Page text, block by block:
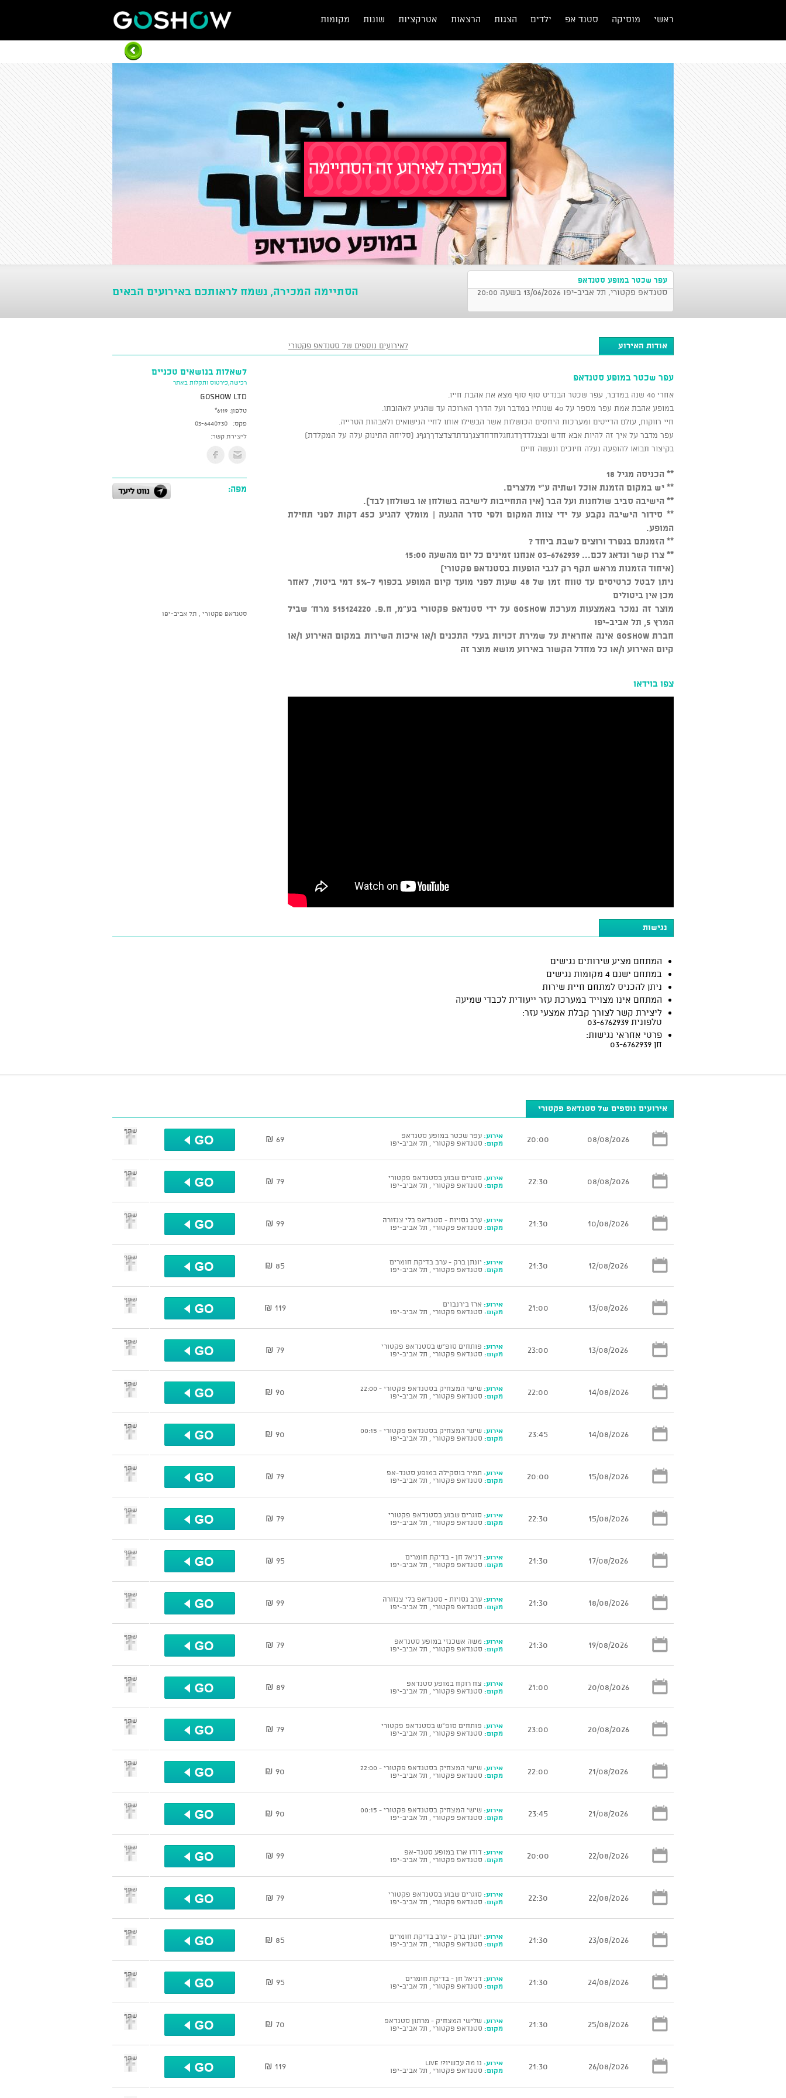
ראשי מוסיקה סטנד אפ ילדים הצגות הרצאות אטרקציות שונות מקומות
עפר שכטר במופע סטנדאפ
סטנדאפ פקטורי, תל אביב-יפו 13/06/2026 בשעה 20:00 הסתיימה המכירה, נשמח לראותכם באירועים הבאים
אודות האירוע לאירועים נוספים של סטנדאפ פקטורי
עפר שכטר במופע סטנדאפ
אחרי 40 שנה במדבר, עפר שכטר הבנדיט סוף סוף מצא את אהבת חייו.
במופע אהבת אמת עפר מספר על 40 שנותיו במדבר ועל הדרך הארוכה עד שהגיע לאהובתו.
חיי רווקות, עולם הדייטים ומערכות היחסים הכושלות אשר הבשילו אותו לחיי הנישואים ולאבהות הטרייה.
עפר מדבר על איך זה להיות אבא חדש ובצגלדדךדגחגלחדחדצגךגדתדצדצדךךגףג (סליחה התינוק עלה על המקלדת)
בקיצור תבואו להופעה נעלה חיוכים ונעשה חיים
** הכניסה מגיל 18
** יש במקום הזמנת אוכל ושתיה ע"י מלצרים.
** הישיבה סביב שולחנות ועל הבר (אין התחייבות לישיבה בשולחן או בשולחן לבד).
** סידור הישיבה נקבע על ידי צוות המקום ולפי סדר ההגעה | מומלץ להגיע כ45 דקות לפני תחילת
המופע.
** הזמנתם בנפרד ורוצים לשבת ביחד ?
** צרו קשר ונדאג לכם... 03-6762939 אנחנו זמינים כל יום מהשעה 15:00
(איחוד הזמנות מראש תקף רק לגבי הופעות בסטנדאפ פקטורי)
ניתן לבטל כרטיסים עד טווח זמן של 48 שעות לפני מועד קיום המופע בכפוף ל-5% דמי ביטול, לאחר
מכן אין ביטולים
מוצר זה נמכר באמצעות מערכת GOSHOW על ידי סטנדאפ פקטורי בע"מ, ח.פ. 515124220 מרח' שביל
המרץ 5, תל אביב-יפו
חברת GOSHOW אינה אחראית על שמירת זכויות בעלי התכנים ו/או איכות השירות במקום האירוע ו/או
קיום האירוע ו/או כל מחדל הקשור באירוע מושא מוצר זה
צפו בוידאו
לשאלות בנושאים טכניים
רכישה,כירטוס ותקלות באתר
GoShow LTD
טלפון: *6119
פקס:
03-6440730
ליצירת קשר:
מפה:
סטנדאפ פקטורי , תל אביב-יפו
נגישות
המתחם מציע שירותים נגישים
במתחם ישנם 4 מקומות נגישים
ניתן להכניס למתחם חיית שירות
המתחם אינו מצוייד במערכת עזר ייעודית לכבדי שמיעה
ליצירת קשר לצורך קבלת אמצעי עזר:
טלפונית 03-6762939
פרטי אחראי נגישות:
חן 03-6762939
אירועים נוספים של סטנדאפ פקטורי
08/08/2026
20:00 אירוע: עפר שכטר במופע סטנדאפ
מקום: סטנדאפ פקטורי , תל אביב-יפו 69 ₪
שתף
08/08/2026
22:30 אירוע: סוגרים שבוע בסטנדאפ פקטורי
מקום: סטנדאפ פקטורי , תל אביב-יפו 79 ₪
שתף
10/08/2026
21:30 אירוע: ערב גסויות - סטנדאפ בלי צנזורה
מקום: סטנדאפ פקטורי , תל אביב-יפו 99 ₪
שתף
12/08/2026
21:30 אירוע: יונתן ברק - ערב בדיקת חומרים
מקום: סטנדאפ פקטורי , תל אביב-יפו 85 ₪
שתף
13/08/2026
21:00 אירוע: ארז בירנבוים
מקום: סטנדאפ פקטורי , תל אביב-יפו 119 ₪
שתף
13/08/2026
23:00 אירוע: פותחים סופ"ש בסטנדאפ פקטורי
מקום: סטנדאפ פקטורי , תל אביב-יפו 79 ₪
שתף
14/08/2026
22:00 אירוע: שישי המצחיק בסטנדאפ פקטורי - 22:00
מקום: סטנדאפ פקטורי , תל אביב-יפו 90 ₪
שתף
14/08/2026
23:45 אירוע: שישי המצחיק בסטנדאפ פקטורי - 00:15
מקום: סטנדאפ פקטורי , תל אביב-יפו 90 ₪
שתף
15/08/2026
20:00 אירוע: תמיר בוסקילה במופע סטנד-אפ
מקום: סטנדאפ פקטורי , תל אביב-יפו 79 ₪
שתף
15/08/2026
22:30 אירוע: סוגרים שבוע בסטנדאפ פקטורי
מקום: סטנדאפ פקטורי , תל אביב-יפו 79 ₪
שתף
17/08/2026
21:30 אירוע: דניאל חן - בדיקת חומרים
מקום: סטנדאפ פקטורי , תל אביב-יפו 95 ₪
שתף
18/08/2026
21:30 אירוע: ערב גסויות - סטנדאפ בלי צנזורה
מקום: סטנדאפ פקטורי , תל אביב-יפו 99 ₪
שתף
19/08/2026
21:30 אירוע: משה אשכנזי במופע סטנדאפ
מקום: סטנדאפ פקטורי , תל אביב-יפו 79 ₪
שתף
20/08/2026
21:00 אירוע: צח רוקח במופע סטנדאפ
מקום: סטנדאפ פקטורי , תל אביב-יפו 89 ₪
שתף
20/08/2026
23:00 אירוע: פותחים סופ"ש בסטנדאפ פקטורי
מקום: סטנדאפ פקטורי , תל אביב-יפו 79 ₪
שתף
21/08/2026
22:00 אירוע: שישי המצחיק בסטנדאפ פקטורי - 22:00
מקום: סטנדאפ פקטורי , תל אביב-יפו 90 ₪
שתף
21/08/2026
23:45 אירוע: שישי המצחיק בסטנדאפ פקטורי - 00:15
מקום: סטנדאפ פקטורי , תל אביב-יפו 90 ₪
שתף
22/08/2026
20:00 אירוע: דודו ארז במופע סטנד-אפ
מקום: סטנדאפ פקטורי , תל אביב-יפו 99 ₪
שתף
22/08/2026
22:30 אירוע: סוגרים שבוע בסטנדאפ פקטורי
מקום: סטנדאפ פקטורי , תל אביב-יפו 79 ₪
שתף
23/08/2026
21:30 אירוע: יונתן ברק - ערב בדיקת חומרים
מקום: סטנדאפ פקטורי , תל אביב-יפו 85 ₪
שתף
24/08/2026
21:30 אירוע: דניאל חן - בדיקת חומרים
מקום: סטנדאפ פקטורי , תל אביב-יפו 95 ₪
שתף
25/08/2026
21:30 אירוע: שלישי המצחיק - מרתון סטנדאפ
מקום: סטנדאפ פקטורי , תל אביב-יפו 70 ₪
שתף
26/08/2026
21:30 אירוע: נו מה עכשיו?! Live
מקום: סטנדאפ פקטורי , תל אביב-יפו 119 ₪
שתף